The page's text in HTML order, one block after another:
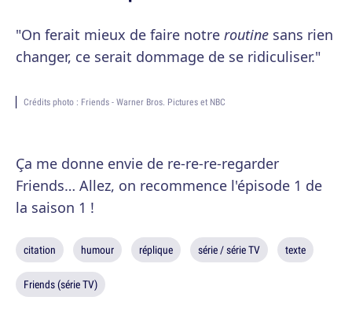
"On ferait mieux de faire notre routine sans rien
changer, ce serait dommage de se ridiculiser."
Crédits photo : Friends - Warner Bros. Pictures et NBC
Ça me donne envie de re-re-re-regarder
Friends… Allez, on recommence l'épisode 1 de
la saison 1 !
citation humour réplique série / série TV texte
Friends (série TV)